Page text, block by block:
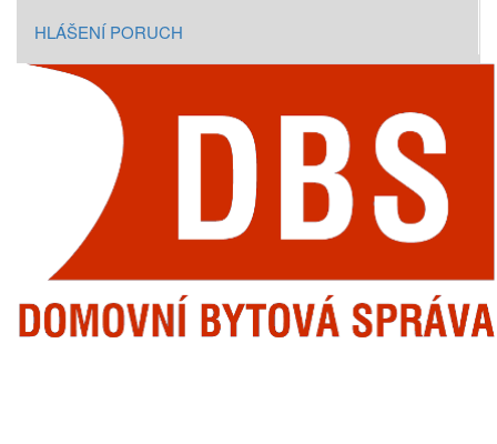
HLÁŠENÍ PORUCH